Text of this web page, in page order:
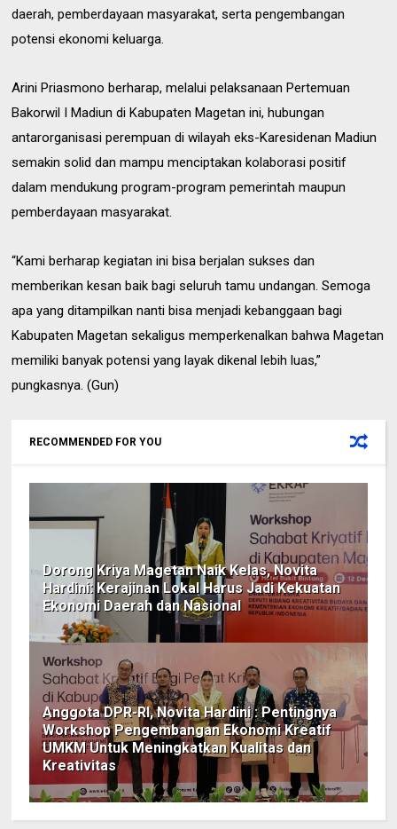
daerah, pemberdayaan masyarakat, serta pengembangan
potensi ekonomi keluarga.
Arini Priasmono berharap, melalui pelaksanaan Pertemuan
Bakorwil I Madiun di Kabupaten Magetan ini, hubungan
antarorganisasi perempuan di wilayah eks-Karesidenan Madiun
semakin solid dan mampu menciptakan kolaborasi positif
dalam mendukung program-program pemerintah maupun
pemberdayaan masyarakat.
“Kami berharap kegiatan ini bisa berjalan sukses dan
memberikan kesan baik bagi seluruh tamu undangan. Semoga
apa yang ditampilkan nanti bisa menjadi kebanggaan bagi
Kabupaten Magetan sekaligus memperkenalkan bahwa Magetan
memiliki banyak potensi yang layak dikenal lebih luas,”
pungkasnya. (Gun)
RECOMMENDED FOR YOU
Dorong Kriya Magetan Naik Kelas, Novita
Hardini: Kerajinan Lokal Harus Jadi Kekuatan
Ekonomi Daerah dan Nasional
Anggota DPR-RI, Novita Hardini : Pentingnya
Workshop Pengembangan Ekonomi Kreatif
UMKM Untuk Meningkatkan Kualitas dan
Kreativitas